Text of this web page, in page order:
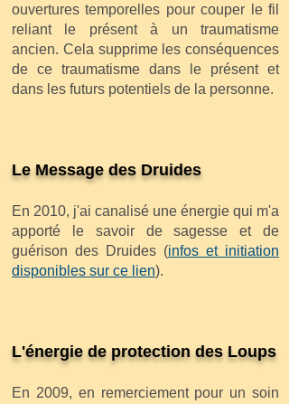
ouvertures temporelles pour couper le fil
reliant le présent à un traumatisme
ancien. Cela supprime les conséquences
de ce traumatisme dans le présent et
dans les futurs potentiels de la personne.
Le Message des Druides
En 2010, j'ai canalisé une énergie qui m'a
apporté le savoir de sagesse et de
guérison des Druides (infos et initiation
disponibles sur ce lien).
L'énergie de protection des Loups
En 2009, en remerciement pour un soin